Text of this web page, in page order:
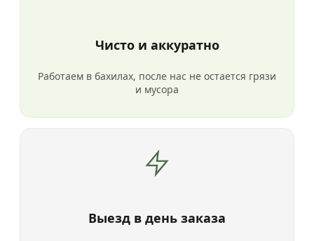
Чисто и аккуратно
Работаем в бахилах, после нас не остается грязи
и мусора
Выезд в день заказа